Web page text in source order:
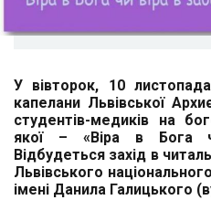
У вівторок, 10
капелани Львівської
студентів-медиків на
якої – «Віра в Бога
Відбудеться захід в
Львівського
імені Данила Галицького